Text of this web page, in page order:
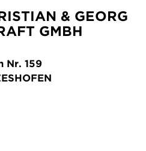
& GEORG
GMBH
Nr. 159